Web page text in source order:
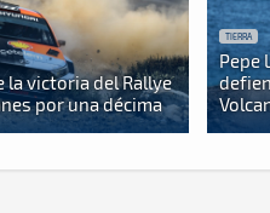
la victoria del Rallye
por una décima
TIERRA
Pepe